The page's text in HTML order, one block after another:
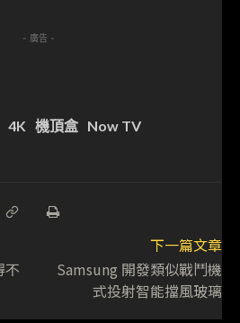
- 廣告 -
4K 機頂盒 Now TV
不
下一篇文章
Samsung 開發類似戰鬥機
式投射智能擋風玻璃